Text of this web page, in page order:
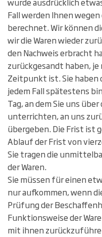
Fall werden Ihnen
berechnet. Wir können
wir die Waren wieder
den Nachweis erbracht
zurückgesandt haben,
Zeitpunkt ist. Sie haben
jedem Fall spätestens
Tag, an dem Sie uns
unterrichten, an uns
übergeben. Die Frist ist
Ablauf der Frist von
Sie tragen die
der Waren.
Sie müssen für einen
nur aufkommen, wenn
Prüfung der
Funktionsweise der
mit ihnen